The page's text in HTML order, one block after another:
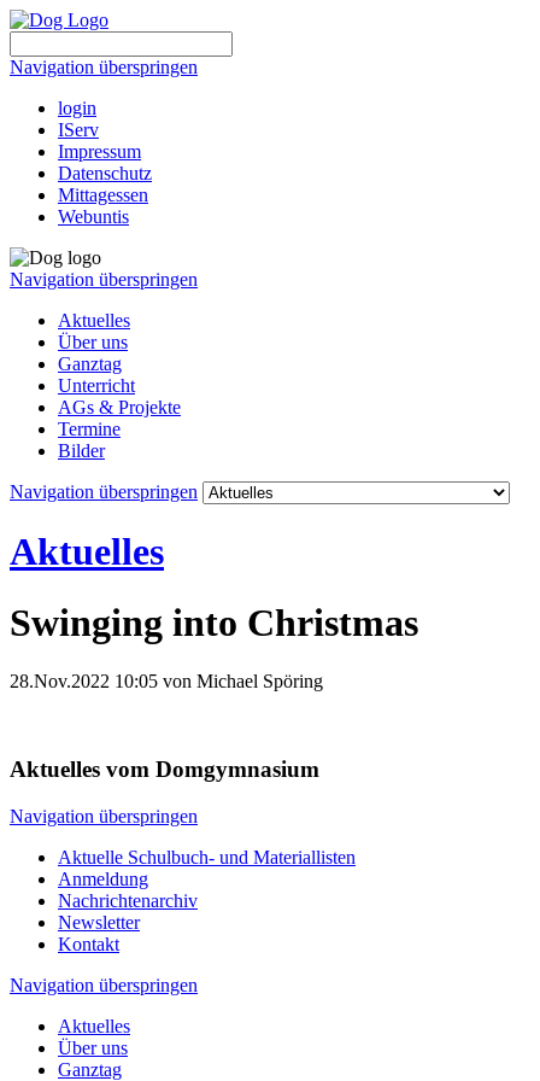
Navigation überspringen
login
IServ
Impressum
Datenschutz
Mittagessen
Webuntis
Navigation überspringen
Aktuelles
Über uns
Ganztag
Unterricht
AGs & Projekte
Termine
Bilder
Navigation überspringen
Aktuelles
Swinging into Christmas
28.Nov.2022 10:05 von Michael Spöring
Aktuelles vom Domgymnasium
Navigation überspringen
Aktuelle Schulbuch- und Materiallisten
Anmeldung
Nachrichtenarchiv
Newsletter
Kontakt
Navigation überspringen
Aktuelles
Über uns
Ganztag